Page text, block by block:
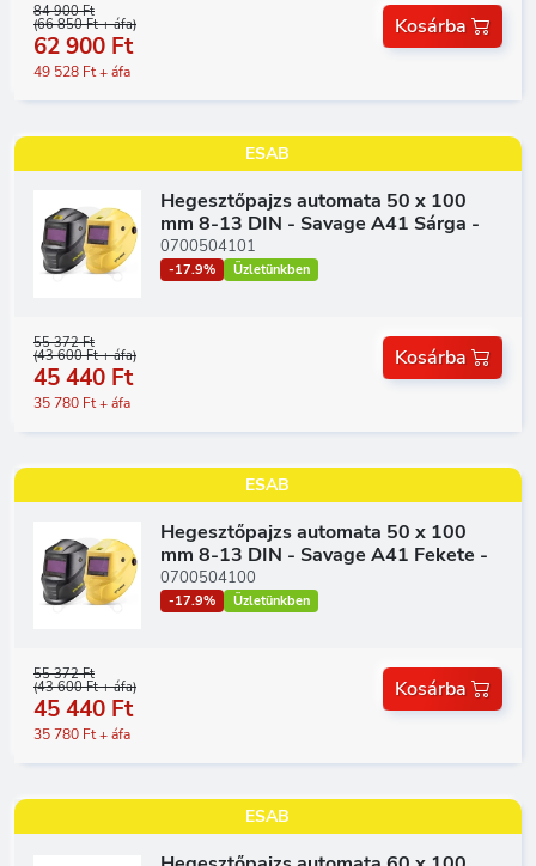
84 900 Ft
(66 850 Ft + áfa)
62 900 Ft
49 528 Ft + áfa
Kosárba
ESAB
Hegesztőpajzs automata 50 x 100
mm 8-13 DIN - Savage A41 Sárga -
0700504101
-17.9% Üzletünkben
55 372 Ft
(43 600 Ft + áfa)
45 440 Ft
35 780 Ft + áfa
Kosárba
ESAB
Hegesztőpajzs automata 50 x 100
mm 8-13 DIN - Savage A41 Fekete -
0700504100
-17.9% Üzletünkben
55 372 Ft
(43 600 Ft + áfa)
45 440 Ft
35 780 Ft + áfa
Kosárba
ESAB